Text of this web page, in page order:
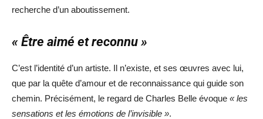
recherche d’un aboutissement.
« Être aimé et reconnu »
C’est l’identité d’un artiste. Il n’existe, et ses œuvres avec lui,
que par la quête d’amour et de reconnaissance qui guide son
chemin. Précisément, le regard de Charles Belle évoque « les
sensations et les émotions de l’invisible ».